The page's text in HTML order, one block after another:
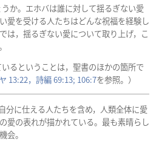
か。エホバは誰に対して揺るぎない愛
愛を受ける人たちはどんな祝福を経験し
では， 揺るぎない愛について取り 上げ，こ
るということは， 聖書のほかの箇所で
13:22， 詩編69:13; 106:7を参照。）
自分に仕える人たちを含め， 人類全体に愛
の愛の表れが描かれている。 最も素晴らし
機会。